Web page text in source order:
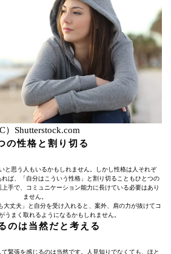
C）Shutterstock.com
の性格と割り切る
と思う人もいるかもしれません。しかし性格は人それぞ
ば、「自分はこういう性格」と割り切ることもひとつの
手で、コミュニケーション能力に長けている必要はあり
ません。
大丈夫」と自分を受け入れると、案外、肩の力が抜けてコ
うまく取れるようになるかもしれません。
のは当然だと考える
緊張を感じるのは当然です。人見知りでなくても、ほと